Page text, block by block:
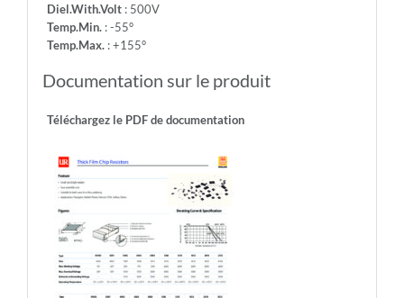
Diel.With.Volt: 500V
Temp.Min.: -55°
Temp.Max.: +155°
Documentation sur le produit
Téléchargez le PDF de documentation